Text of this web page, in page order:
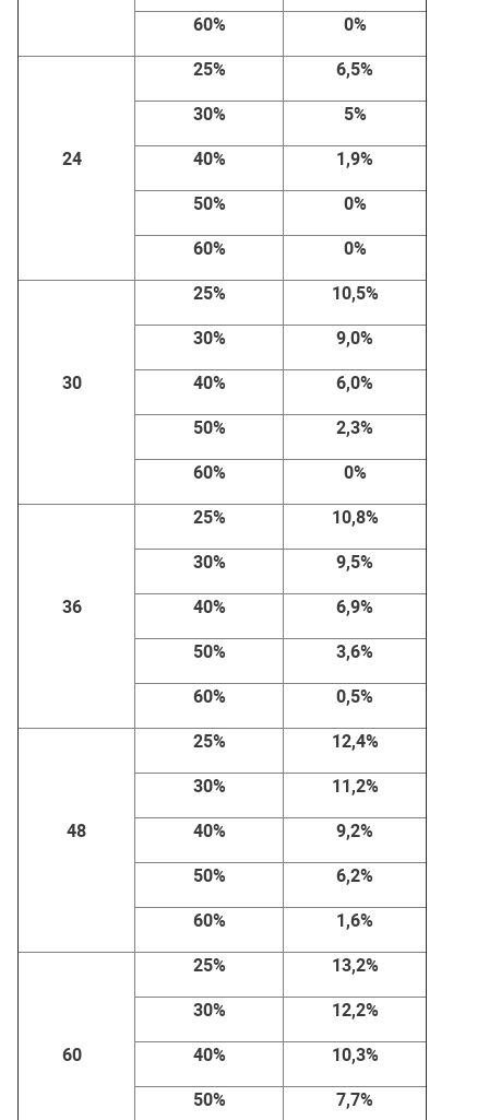
60% 0%
24
25% 6,5%
30% 5%
40% 1,9%
50% 0%
60% 0%
30
25% 10,5%
30% 9,0%
40% 6,0%
50% 2,3%
60% 0%
36
25% 10,8%
30% 9,5%
40% 6,9%
50% 3,6%
60% 0,5%
48
25% 12,4%
30% 11,2%
40% 9,2%
50% 6,2%
60% 1,6%
60
25% 13,2%
30% 12,2%
40% 10,3%
50% 7,7%